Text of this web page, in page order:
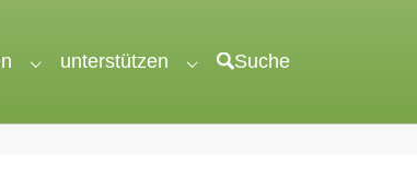
Submenu for "veröffentlichen"
unterstützen
Submenu for "unterstützen"
Suche